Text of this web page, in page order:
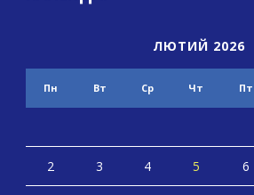
ЛЮТИЙ 2026
Пн Вт Ср Чт Пт
2 3 4 5 6